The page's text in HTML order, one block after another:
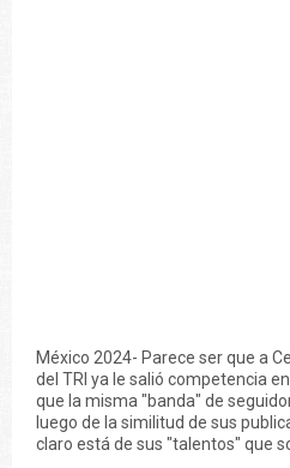
México 2024- Parece ser que a
del TRI ya le salió competencia
que la misma "banda" de
luego de la similitud de sus
claro está de sus "talentos" que